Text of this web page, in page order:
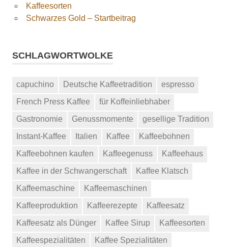
Kaffeesorten
Schwarzes Gold – Startbeitrag
SCHLAGWORTWOLKE
capuchino Deutsche Kaffeetradition
espresso
French Press Kaffee
für Koffeinliebhaber
Gastronomie
Genussmomente
gesellige Tradition
Instant-Kaffee
Italien Kaffee
Kaffeebohnen
Kaffeebohnen kaufen
Kaffeegenuss
Kaffeehaus
Kaffee in der Schwangerschaft
Kaffee Klatsch
Kaffeemaschine
Kaffeemaschinen
Kaffeeproduktion
Kaffeerezepte
Kaffeesatz
Kaffeesatz als Dünger
Kaffee Sirup
Kaffeesorten
Kaffeespezialitäten
Kaffee Spezialitäten